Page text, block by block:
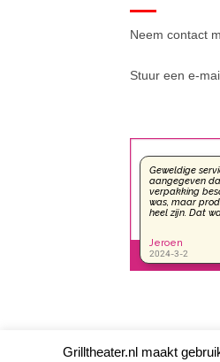
Neem contact
Stuur een e-
Grilltheater.nl maakt